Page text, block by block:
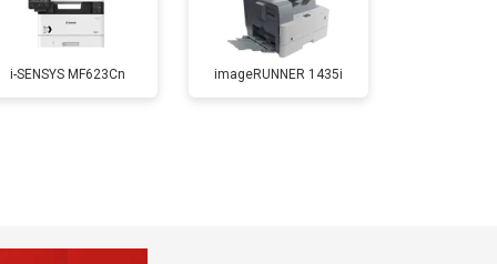
i-SENSYS MF623Cn imageRUNNER 1435i